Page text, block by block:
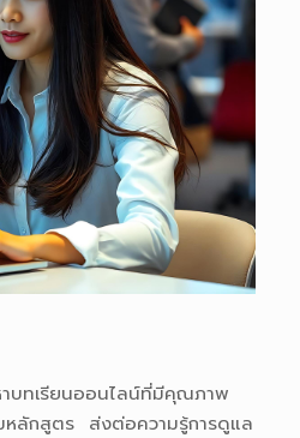
าบทเรียนออนไลน์ที่มีคุณภาพ
มหลักสูตร ส่งต่อความรู้การดูแล